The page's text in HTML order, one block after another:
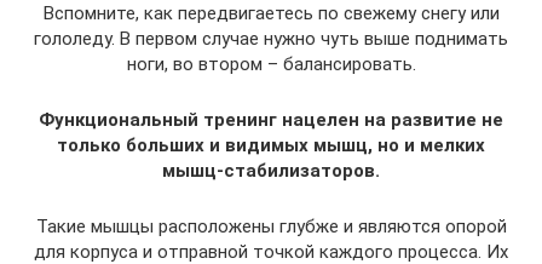
Вспомните, как передвигаетесь по свежему снегу или
гололеду. В первом случае нужно чуть выше поднимать
ноги, во втором – балансировать.
Функциональный тренинг нацелен на развитие не
только больших и видимых мышц, но и мелких
мышц-стабилизаторов.
Такие мышцы расположены глубже и являются опорой
для корпуса и отправной точкой каждого процесса. Их